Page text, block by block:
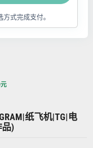
式完成支付。
元
纸飞机|TG|电
品)